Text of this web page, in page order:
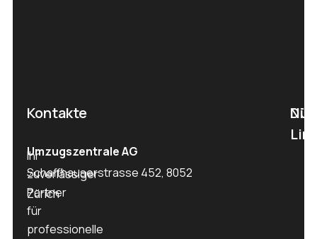
Ihr
zuverlässiger
Partner
für
professionelle
Kontakte
Umzugszentrale AG
Schaffhauserstrasse 452, 8052
Zürich